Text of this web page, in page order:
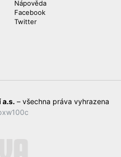
Nápověda
Facebook
Twitter
a.s. – všechna práva vyhrazena